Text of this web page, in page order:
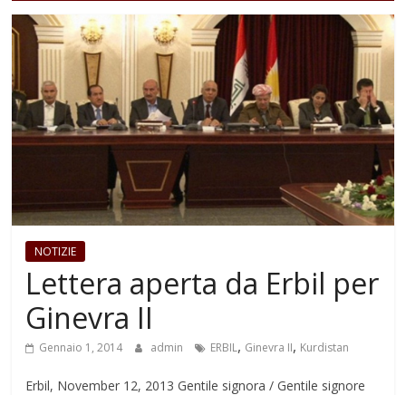
NOTIZIE
Lettera aperta da Erbil per
Ginevra II
Gennaio 1, 2014 admin ERBIL, Ginevra II, Kurdistan
Erbil, November 12, 2013 Gentile signora / Gentile signore